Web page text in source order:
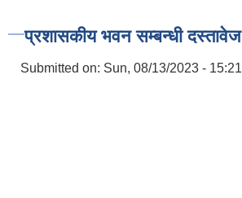
प्रशासकीय भवन सम्बन्धी दस्तावेज
Submitted on: Sun, 08/13/2023 - 15:21